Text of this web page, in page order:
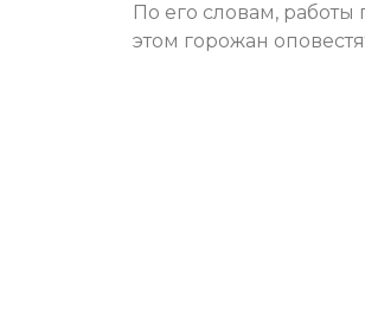
По его словам,
этом горожан